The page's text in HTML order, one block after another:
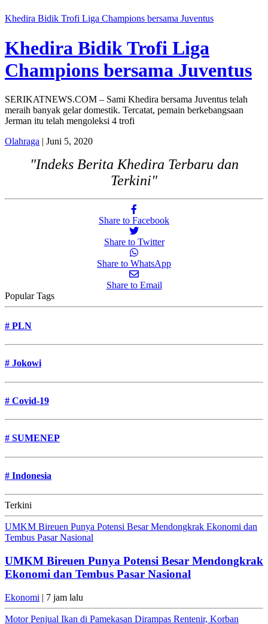
Khedira Bidik Trofi Liga Champions bersama Juventus
Khedira Bidik Trofi Liga
Champions bersama Juventus
SERIKATNEWS.COM – Sami Khedira bersama Juventus telah
meraih banyak gelar domestik. Tercatat, pemain berkebangsaan
Jerman itu telah mengoleksi 4 trofi
Olahraga | Juni 5, 2020
"Indeks Berita Khedira Terbaru dan
Terkini"
Share to Facebook
Share to Twitter
Share to WhatsApp
Share to Email
Popular Tags
# PLN
# Jokowi
# Covid-19
# SUMENEP
# Indonesia
Terkini
UMKM Bireuen Punya Potensi Besar Mendongkrak Ekonomi dan
Tembus Pasar Nasional
UMKM Bireuen Punya Potensi Besar Mendongkrak
Ekonomi dan Tembus Pasar Nasional
Ekonomi | 7 jam lalu
Motor Penjual Ikan di Pamekasan Dirampas Rentenir, Korban